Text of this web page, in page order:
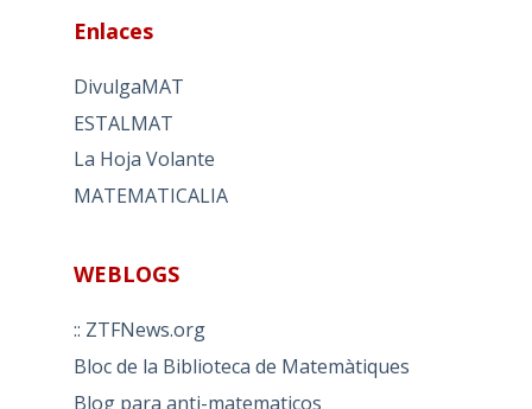
Enlaces
DivulgaMAT
ESTALMAT
La Hoja Volante
MATEMATICALIA
WEBLOGS
:: ZTFNews.org
Bloc de la Biblioteca de Matemàtiques
Blog para anti-matematicos